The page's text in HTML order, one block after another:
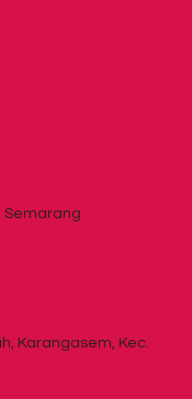
Semarang
Karangasem, Kec.